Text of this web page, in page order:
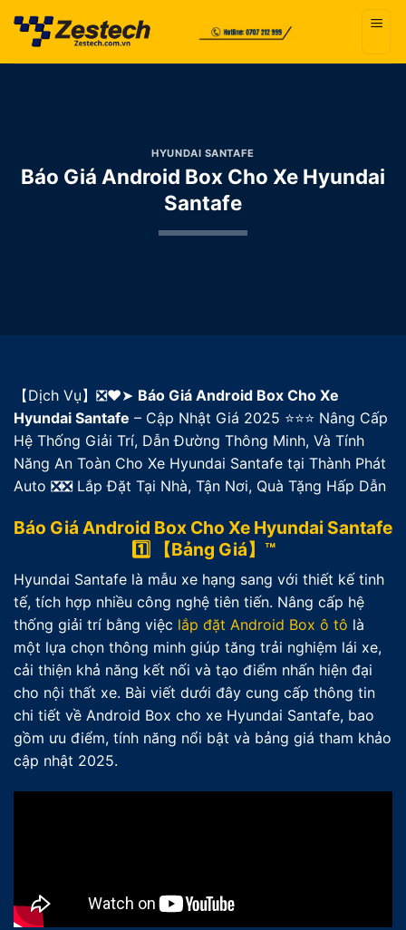
qua
HYUNDAI SANTAFE
Báo Giá Android Box Cho Xe Hyundai
Santafe
【Dịch Vụ】❎❤️➤ Báo Giá Android Box Cho Xe
Hyundai Santafe – Cập Nhật Giá 2025 ⭐⭐⭐ Nâng Cấp
Hệ Thống Giải Trí, Dẫn Đường Thông Minh, Và Tính
Năng An Toàn Cho Xe Hyundai Santafe tại Thành Phát
Auto ❎❎ Lắp Đặt Tại Nhà, Tận Nơi, Quà Tặng Hấp Dẫn
Báo Giá Android Box Cho Xe Hyundai Santafe
1️⃣ 【Bảng Giá】™
Hyundai Santafe là mẫu xe hạng sang với thiết kế tinh
tế, tích hợp nhiều công nghệ tiên tiến. Nâng cấp hệ
thống giải trí bằng việc lắp đặt Android Box ô tô là
một lựa chọn thông minh giúp tăng trải nghiệm lái xe,
cải thiện khả năng kết nối và tạo điểm nhấn hiện đại
cho nội thất xe. Bài viết dưới đây cung cấp thông tin
chi tiết về Android Box cho xe Hyundai Santafe, bao
gồm ưu điểm, tính năng nổi bật và bảng giá tham khảo
cập nhật 2025.